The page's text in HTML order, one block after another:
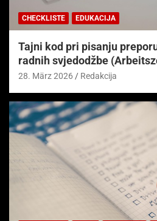
CHECKLISTE EDUKACIJA
Tajni kod pri pisanju
radnih svjedodžbe
28. März 2026 Redakcija